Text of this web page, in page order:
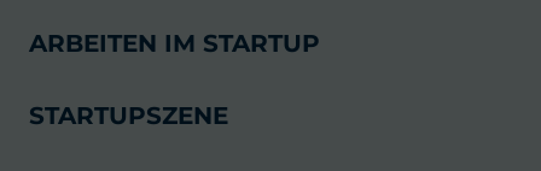
ARBEITEN IM STARTUP
STARTUPSZENE